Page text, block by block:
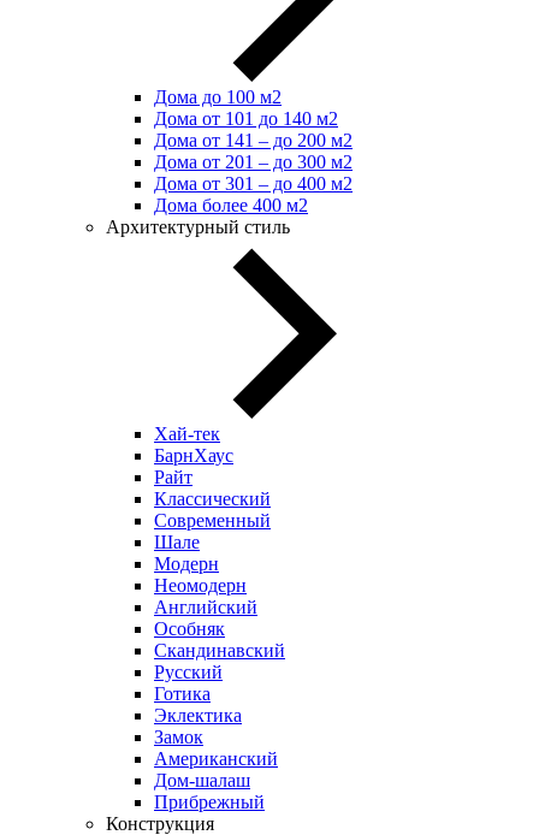
Дома до 100 м2
Дома от 101 до 140 м2
Дома от 141 – до 200 м2
Дома от 201 – до 300 м2
Дома от 301 – до 400 м2
Дома более 400 м2
Архитектурный стиль
Хай-тек
БарнХаус
Райт
Классический
Современный
Шале
Модерн
Неомодерн
Английский
Особняк
Скандинавский
Русский
Готика
Эклектика
Замок
Американский
Дом-шалаш
Прибрежный
Конструкция